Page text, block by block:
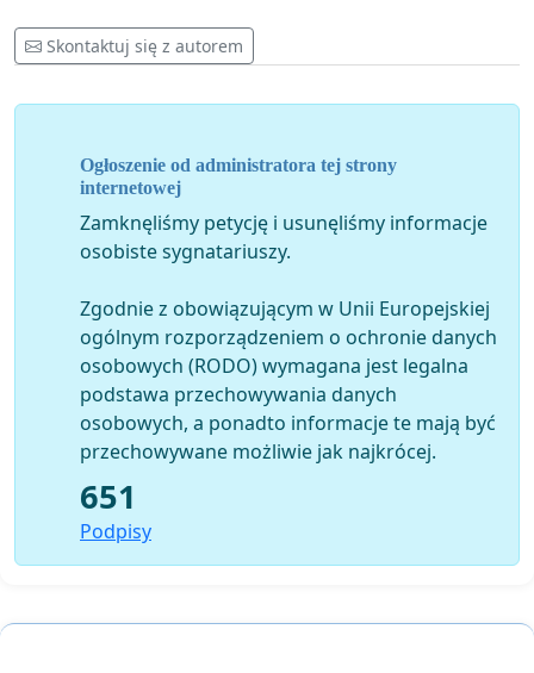
Skontaktuj się z autorem
Ogłoszenie od administratora tej strony
internetowej
Zamknęliśmy petycję i usunęliśmy informacje
osobiste sygnatariuszy.
Zgodnie z obowiązującym w Unii Europejskiej
ogólnym rozporządzeniem o ochronie danych
osobowych (RODO) wymagana jest legalna
podstawa przechowywania danych
osobowych, a ponadto informacje te mają być
przechowywane możliwie jak najkrócej.
651
Podpisy